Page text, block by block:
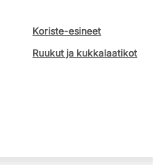
Koriste-esineet
Ruukut ja kukkalaatikot